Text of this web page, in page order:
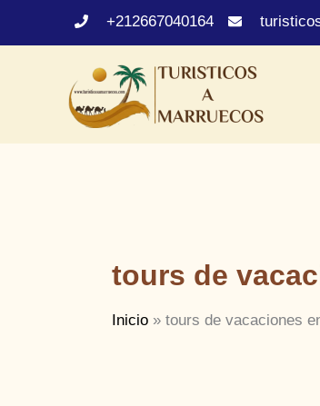
+212667040164
tours de
Inicio tours de vacaciones